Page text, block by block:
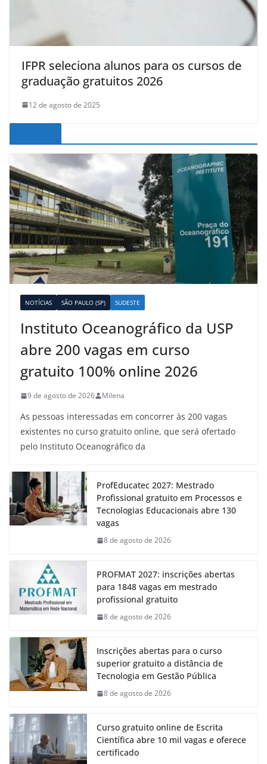
IFPR seleciona alunos para os cursos de
graduação gratuitos 2026
12 de agosto de 2025
NOTÍCIAS SÃO PAULO (SP) SUDESTE
Instituto Oceanográfico da USP
abre 200 vagas em curso
gratuito 100% online 2026
9 de agosto de 2026 Milena
As pessoas interessadas em concorrer às 200 vagas
existentes no curso gratuito online, que será ofertado
pelo Instituto Oceanográfico da
ProfEducatec 2027: Mestrado
Profissional gratuito em Processos e
Tecnologias Educacionais abre 130
vagas
8 de agosto de 2026
PROFMAT 2027: inscrições abertas
para 1848 vagas em mestrado
profissional gratuito
8 de agosto de 2026
Inscrições abertas para o curso
superior gratuito a distância de
Tecnologia em Gestão Pública
8 de agosto de 2026
Curso gratuito online de Escrita
Científica abre 10 mil vagas e oferece
certificado